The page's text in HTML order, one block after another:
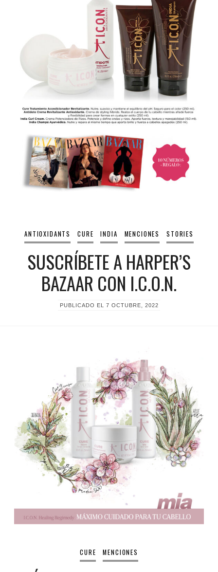
ANTIOXIDANTS CURE INDIA MENCIONES STORIES
SUSCRÍBETE A HARPER’S
BAZAAR CON I.C.O.N.
PUBLICADO EL 7 OCTUBRE, 2022
CURE MENCIONES